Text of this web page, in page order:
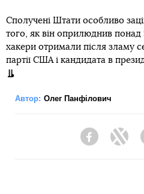
Сполучені Штати особливо
того, як він оприлюднив понад
хакери отримали після зламу
партії США і кандидата в
Автор: Олег Панфілович
Facebook